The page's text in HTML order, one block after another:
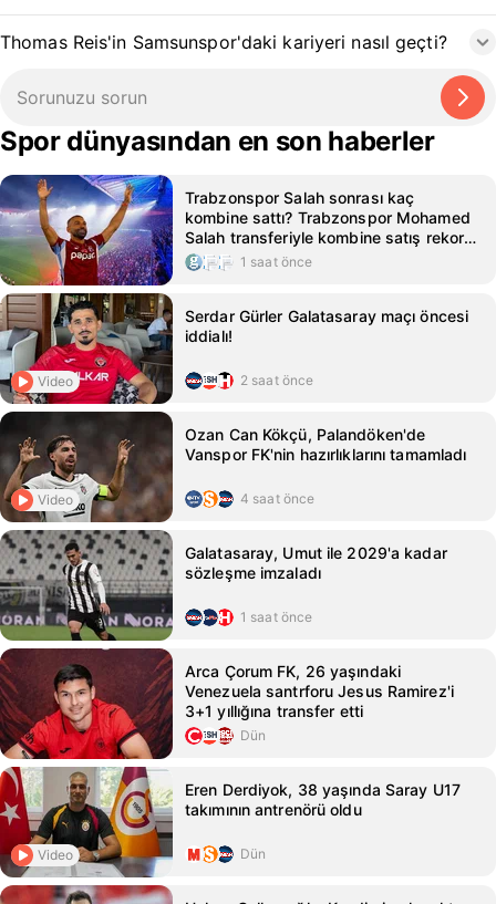
Thomas Reis'in Samsunspor'daki kariyeri nasıl geçti?
Spor dünyasından en son haberler
Trabzonspor Salah sonrası kaç
kombine sattı? Trabzonspor Mohamed
Salah transferiyle kombine satış rekoru
kırdı
1 saat önce
Video
Serdar Gürler Galatasaray maçı öncesi
iddialı!
2 saat önce
Video
Ozan Can Kökçü, Palandöken'de
Vanspor FK'nin hazırlıklarını tamamladı
4 saat önce
Galatasaray, Umut ile 2029'a kadar
sözleşme imzaladı
1 saat önce
Arca Çorum FK, 26 yaşındaki
Venezuela santrforu Jesus Ramirez'i
3+1 yıllığına transfer etti
Dün
Video
Eren Derdiyok, 38 yaşında Saray U17
takımının antrenörü oldu
Dün